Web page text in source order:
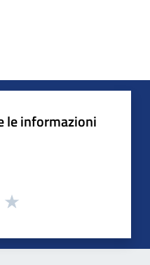
le informazioni